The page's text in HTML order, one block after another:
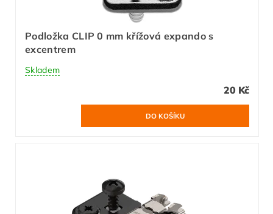
Podložka CLIP 0 mm křížová expando s
excentrem
Skladem
20 Kč